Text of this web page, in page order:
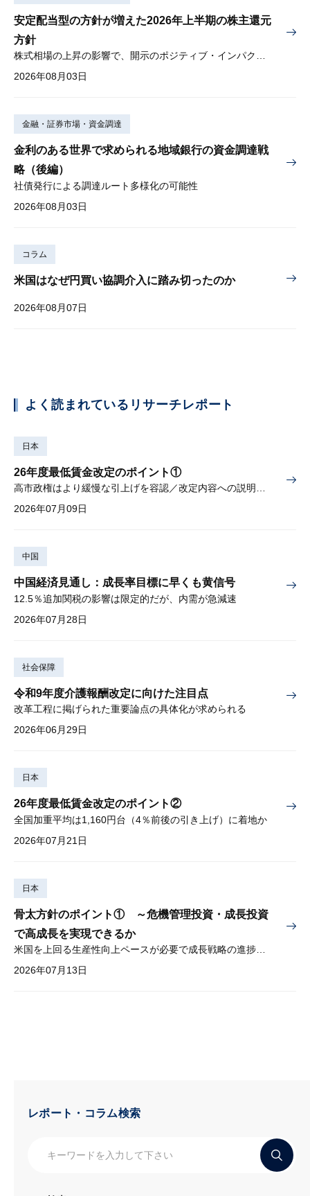
安定配当型の方針が増えた2026年上半期の株主還元
方針
株式相場の上昇の影響で、開示のポジティブ・インパクトは低下
2026年08月03日
金融・証券市場・資金調達
金利のある世界で求められる地域銀行の資金調達戦
略（後編）
社債発行による調達ルート多様化の可能性
2026年08月03日
コラム
米国はなぜ円買い協調介入に踏み切ったのか
2026年08月07日
よく読まれているリサーチレポート
日本
26年度最低賃金改定のポイント①
高市政権はより緩慢な引上げを容認／改定内容への説明責任が焦点
2026年07月09日
中国
中国経済見通し：成長率目標に早くも黄信号
12.5％追加関税の影響は限定的だが、内需が急減速
2026年07月28日
社会保障
令和9年度介護報酬改定に向けた注目点
改革工程に掲げられた重要論点の具体化が求められる
2026年06月29日
日本
26年度最低賃金改定のポイント②
全国加重平均は1,160円台（4％前後の引き上げ）に着地か
2026年07月21日
日本
骨太方針のポイント① ～危機管理投資・成長投資
で高成長を実現できるか
米国を上回る生産性向上ペースが必要で成長戦略の進捗管理も課題
2026年07月13日
レポート・コラム検索